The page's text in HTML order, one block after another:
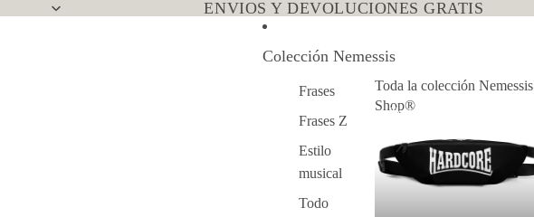
ENVIOS Y DEVOLUCIONES GRATIS
Colección Nemessis
Frases
Frases Z
Estilo
musical
Todo
Toda la colección Nemessis
Shop®
Toda la colección